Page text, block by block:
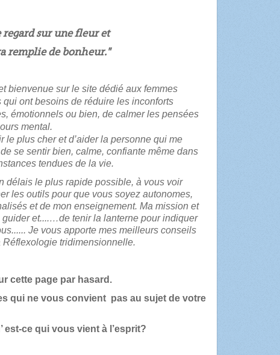
regard sur une fleur et
de bonheur."
bienvenue sur le site dédié aux femmes
qui ont besoins de réduire les inconforts
émotionnels ou bien, de calmer les pensées
mental.
le plus cher et d’aider la personne qui me
se sentir bien, calme, confiante même dans
tendues de la vie.
délais le plus rapide possible, à vous voir
les outils pour que vous soyez autonomes,
et de mon enseignement. Ma mission et
et....…de tenir la lanterne pour indiquer
Je vous apporte mes meilleurs conseils
tridimensionnelle.
cette page par hasard.
qui ne vous convient pas au sujet de votre
est-ce qui vous vient à l’esprit?